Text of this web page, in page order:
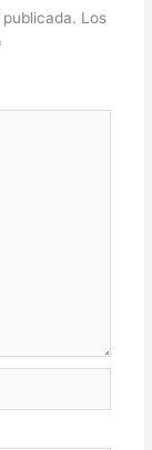
Los